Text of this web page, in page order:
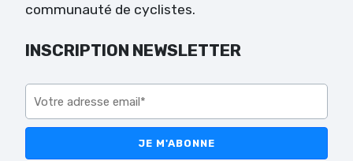
communauté de cyclistes.
INSCRIPTION NEWSLETTER